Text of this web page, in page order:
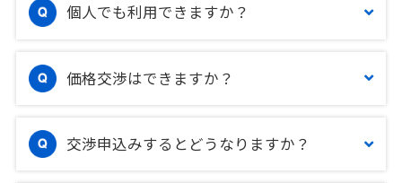
個人でも利用できますか？
価格交渉はできますか？
交渉申込みするとどうなりますか？